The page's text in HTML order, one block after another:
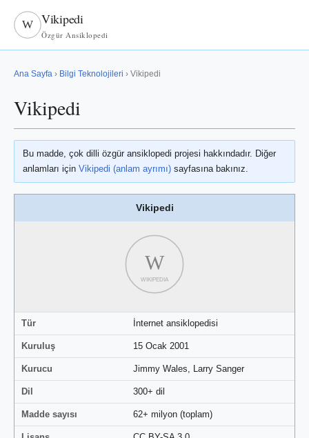
W Vikipedi
Özgür Ansiklopedi
Ana Sayfa › Bilgi Teknolojileri › Vikipedi
Vikipedi
Bu madde, çok dilli özgür ansiklopedi projesi hakkındadır. Diğer
anlamları için Vikipedi (anlam ayrımı) sayfasına bakınız.
Vikipedi
W
WIKIPEDIA
Tür İnternet ansiklopedisi
Kuruluş 15 Ocak 2001
Kurucu Jimmy Wales, Larry Sanger
Dil 300+ dil
Madde sayısı 62+ milyon (toplam)